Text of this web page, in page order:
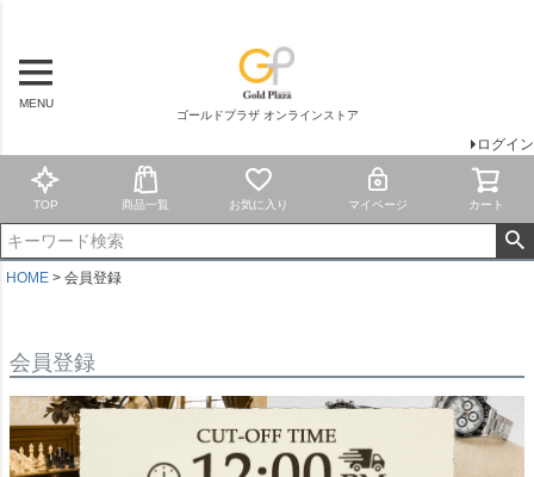
MENU
ゴールドプラザ オンラインストア
ログイン
TOP 商品一覧 お気に入り マイページ カート
HOME 会員登録
会員登録